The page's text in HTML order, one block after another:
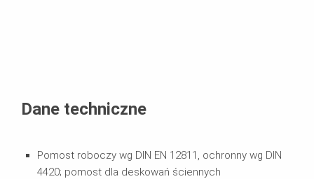
Dane techniczne
Pomost roboczy wg DIN EN 12811, ochronny wg DIN
4420; pomost dla deskowań ściennych